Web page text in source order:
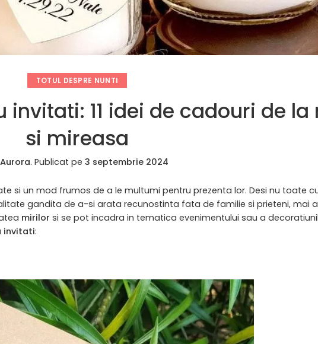
TOTUL DESPRE NUNTI
11 idei de cadouri de la
si mireasa
Aurora. Publicat pe 3 septembrie 2024
si un mod frumos de a le multumi pentru prezenta lor. Desi nu toate
gandita de a-si arata recunostinta fata de familie si prieteni, mai
mirilor si se pot incadra in tematica evenimentului sau a
invitati: